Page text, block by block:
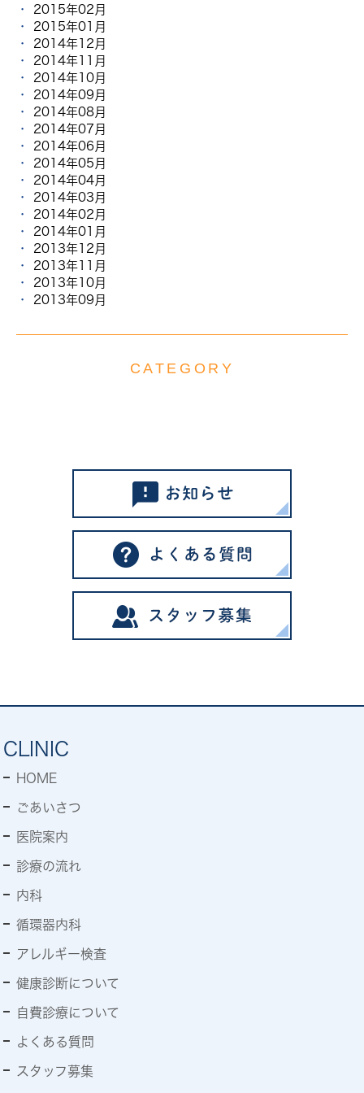
2015年02月
2015年01月
2014年12月
2014年11月
2014年10月
2014年09月
2014年08月
2014年07月
2014年06月
2014年05月
2014年04月
2014年03月
2014年02月
2014年01月
2013年12月
2013年11月
2013年10月
2013年09月
CATEGORY
CLINIC
HOME
ごあいさつ
医院案内
診療の流れ
内科
循環器内科
アレルギー検査
健康診断について
自費診療について
よくある質問
スタッフ募集